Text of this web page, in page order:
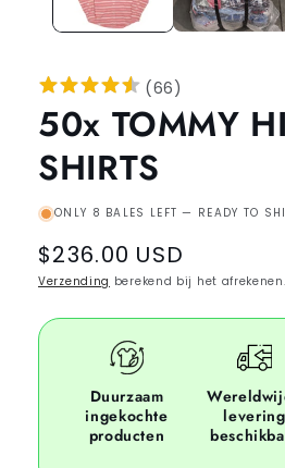
(66)
50x TOMMY
SHIRTS
ONLY 8 BALES LEFT — READY TO
Regular
price
$236.00 USD
Verzending berekend bij het afrekenen.
Duurzaam
ingekochte
producten
levering